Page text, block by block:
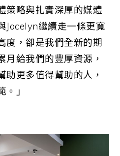
策略與扎實深厚的媒體
Jocelyn繼續走一條更寬
度，卻是我們全新的期
月給我們的豐厚資源，
助更多值得幫助的人，
。｣